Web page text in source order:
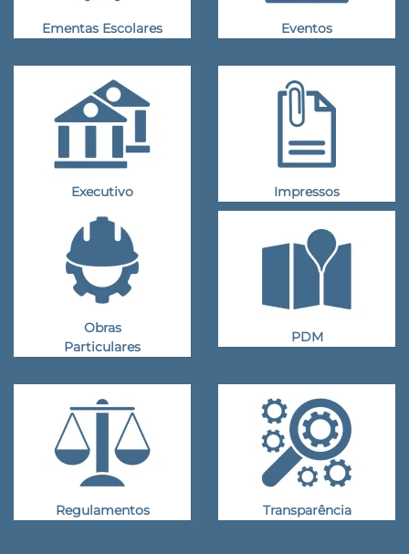
Ementas Escolares Eventos
Executivo Impressos
Obras
Particulares
PDM
Regulamentos Transparência